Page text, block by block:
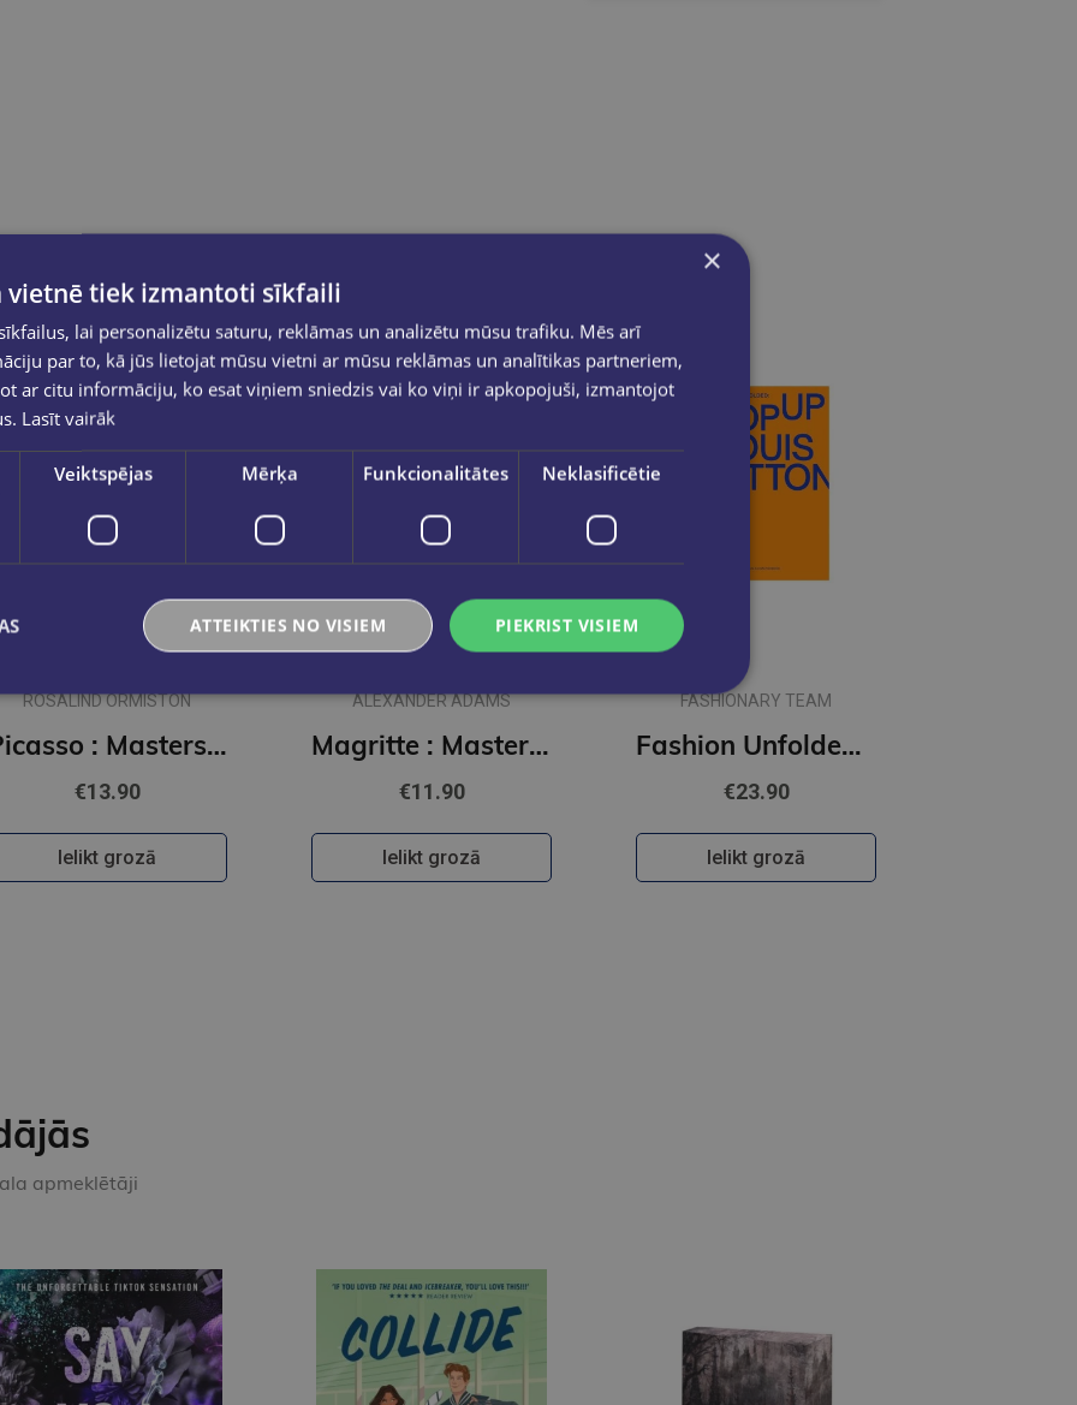
ROSALIND ORMISTON
Picasso : Masters of Art
€13.90
Ielikt grozā
Jaunums
ALEXANDER ADAMS
Magritte : Masters of Art
€11.90
Ielikt grozā
FASHIONARY TEAM
Fashion Unfolded: Pop-Up Louis Vuitton
€23.90
Ielikt grozā
apmeklētāji
×
vietnē tiek izmantoti sīkfaili
lai personalizētu saturu, reklāmas un analizētu mūsu trafiku. Mēs arī
par to, kā jūs lietojat mūsu vietni ar mūsu reklāmas un analītikas partneriem,
ar citu informāciju, ko esat viņiem sniedzis vai ko viņi ir apkopojuši, izmantojot
Lasīt vairāk
Veiktspējas Mērķa Funkcionalitātes Neklasificētie
PIEKRIST VISIEM
ATTEIKTIES NO VISIEM